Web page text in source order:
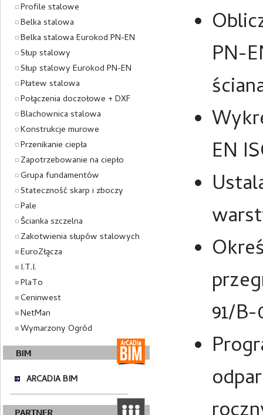
Profile stalowe
Belka stalowa
Belka stalowa Eurokod PN-EN
Słup stalowy
Słup stalowy Eurokod PN-EN
Płatew stalowa
Połączenia doczołowe + DXF
Blachownica stalowa
Konstrukcje murowe
Przenikanie ciepła
Zapotrzebowanie na ciepło
Grupa fundamentów
Stateczność skarp i zboczy
Pale
Ścianka szczelna
Zakotwienia słupów stalowych
EuroZłącza
I.T.I.
PlaTo
Ceninwest
NetMan
Wymarzony Ogród
ARCADIA BIM
PN-
EN
91/